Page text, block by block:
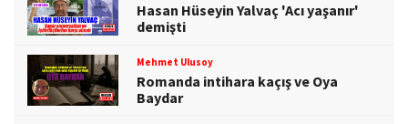
Hasan Hüseyin Yalvaç 'Acı yaşanır'
demişti
Mehmet Ulusoy
Romanda intihara kaçış ve Oya
Baydar